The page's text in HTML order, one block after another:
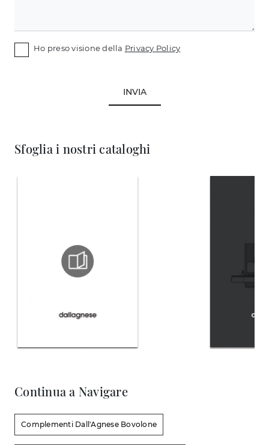
Sfoglia i nostri cataloghi
Continua a Navigare
Complementi Dall'Agnese Bovolone
Ho preso visione della Privacy Policy
INVIA